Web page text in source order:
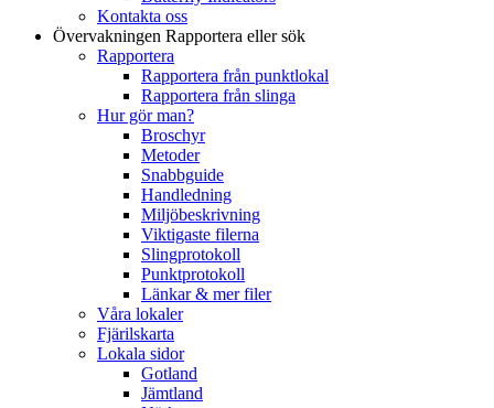
Kontakta oss
Övervakningen Rapportera eller sök
Rapportera
Rapportera från punktlokal
Rapportera från slinga
Hur gör man?
Broschyr
Metoder
Snabbguide
Handledning
Miljöbeskrivning
Viktigaste filerna
Slingprotokoll
Punktprotokoll
Länkar & mer filer
Våra lokaler
Fjärilskarta
Lokala sidor
Gotland
Jämtland